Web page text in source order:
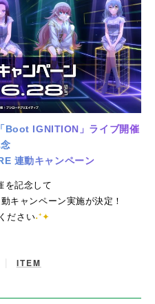
Boot IGNITION」ライブ開催
連動キャンペーン
を記念して
キャンペーン実施が決定！
ださい˖⁺✦
ITEM